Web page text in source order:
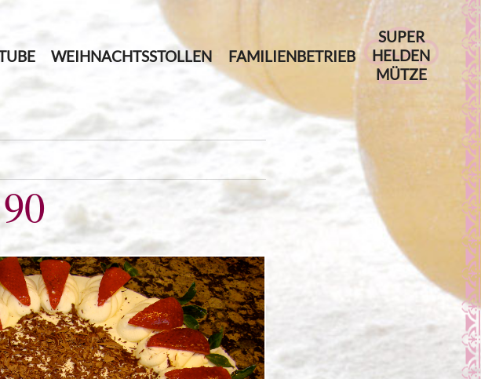
WEIHNACHTSSTOLLEN FAMILIENBETRIEB
SUPER
HELDEN
MÜTZE